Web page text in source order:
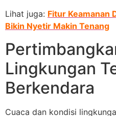
Lihat juga: Fitur Keamanan
Bikin Nyetir Makin Tenang
Lingkungan
Berkendara
Cuaca dan kondisi